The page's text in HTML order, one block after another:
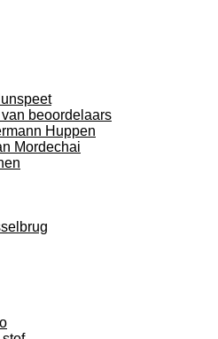
beoordelaars
Huppen
Mordechai